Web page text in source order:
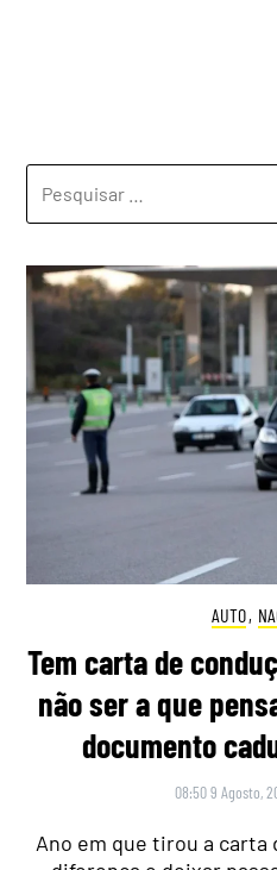
POR:
AUTO,
Tem carta de
não ser a que
documento
08:50 9 Agosto,
Ano em que tirou a carta